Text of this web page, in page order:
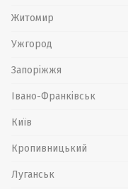
Житомир
Ужгород
Запоріжжя
Івано-Франківськ
Київ
Кропивницький
Луганськ